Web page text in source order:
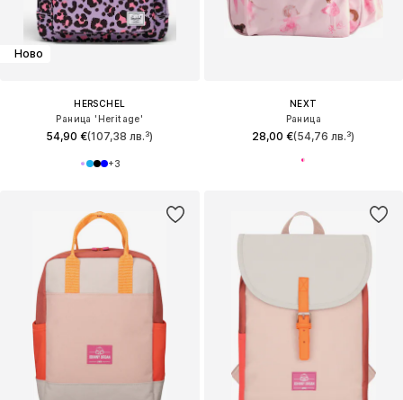
Ново
HERSCHEL
Раница 'Heritage'
54,90 €(107,38 лв.³)
+3
NEXT
Раница
28,00 €(54,76 лв.³)